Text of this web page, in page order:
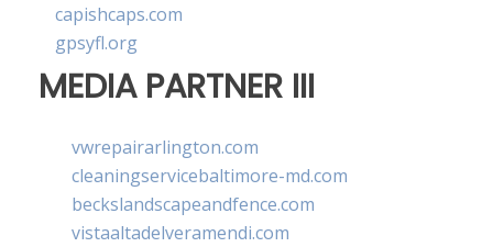
capishcaps.com
gpsyfl.org
MEDIA PARTNER III
vwrepairarlington.com
cleaningservicebaltimore-md.com
beckslandscapeandfence.com
vistaaltadelveramendi.com